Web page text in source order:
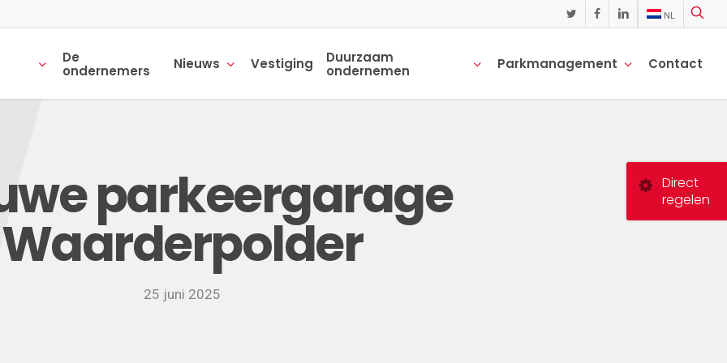
twitter facebooklinkedin NL
De
ondernemers
Nieuws Vestiging
Duurzaam
ondernemen
Parkmanagement Contact
parkeergarage
Waarderpolder
25 juni 2025
Direct
regelen